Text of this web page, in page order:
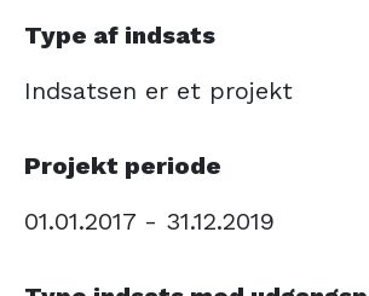
Type af indsats
Indsatsen er et projekt
Projekt periode
01.01.2017 - 31.12.2019